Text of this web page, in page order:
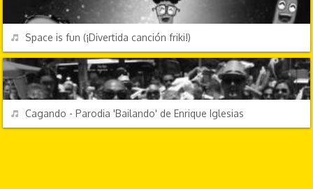
REPRODUCIR
Space is fun (¡Divertida canción friki!)
REPRODUCIR
Cagando - Parodia 'Bailando' de Enrique Iglesias